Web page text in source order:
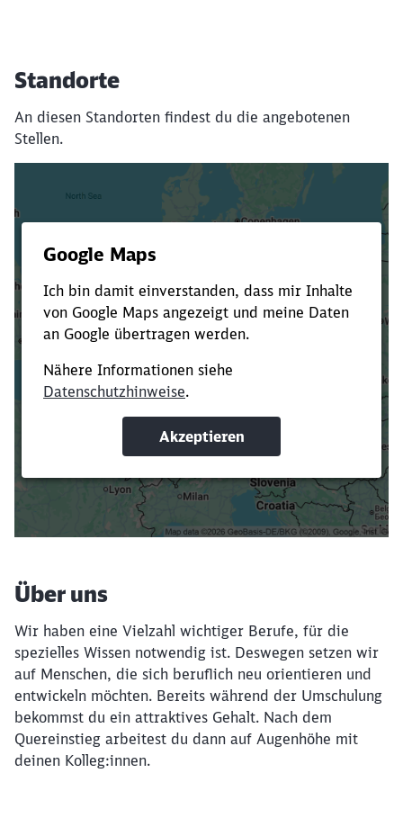
Standorte
An diesen Standorten findest du die angebotenen
Stellen.
Verkürze die Ladezeit, indem du Suchbegriffe
oder Filter hinzufügst.
Suchbegriffe eingeben
Filter setzen
Über uns
Wir haben eine Vielzahl wichtiger Berufe, für die
spezielles Wissen notwendig ist. Deswegen setzen wir
auf Menschen, die sich beruflich neu orientieren und
entwickeln möchten. Bereits während der Umschulung
bekommst du ein attraktives Gehalt. Nach dem
Quereinstieg arbeitest du dann auf Augenhöhe mit
deinen Kolleg:innen.